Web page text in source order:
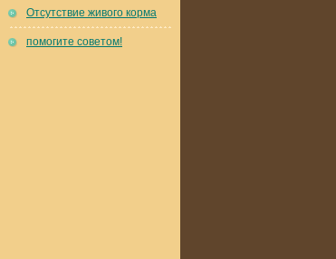
Отсутствие живого корма
помогите советом!